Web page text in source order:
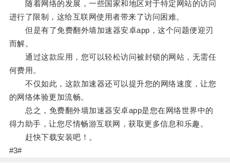
随着网络的发展，一些国家和地区对于特定网站的访问
进行了限制，这给互联网使用者带来了访问困难。
但是有了免费翻外墙加速器安卓app，这个问题便迎刃
而解。
通过这款应用，您可以轻松访问被封锁的网站，无需任
何费用。
不仅如此，这款加速器还可以提升您的网络速度，让您
的网络体验更加流畅。
总之，免费翻外墙加速器安卓app是您在网络世界中的
得力助手，让您尽情畅游互联网，获取更多信息和乐趣。
赶快下载安装吧！。
#3#